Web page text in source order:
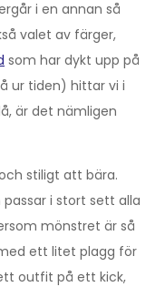
i en annan så
valet av färger,
som har dykt upp på
ur tiden) hittar vi i
är det nämligen
stiligt att bära.
i stort sett alla
mönstret är så
ett litet plagg för
outfit på ett kick,